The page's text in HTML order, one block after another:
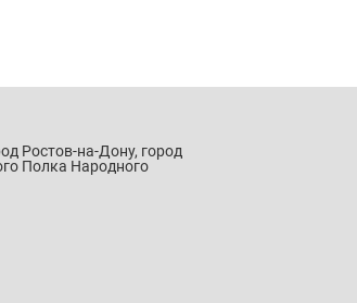
Ростов-на-Дону, город
Полка Народного